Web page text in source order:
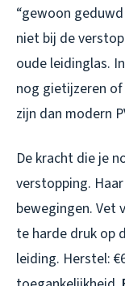
“gewoon
niet bij de
oude leidinglas.
nog gietijzeren
zijn dan modern
De kracht die je
verstopping.
bewegingen. Vet
te harde druk op
leiding. Herstel: